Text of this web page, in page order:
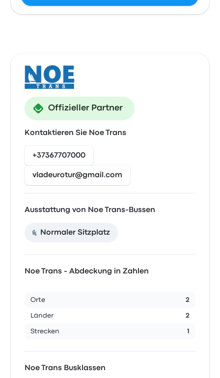
Offizieller Partner
Kontaktieren Sie Noe Trans
+37367707000
vladeurotur@gmail.com
Ausstattung von Noe Trans-Bussen
Normaler Sitzplatz
Noe Trans - Abdeckung in Zahlen
Orte 2
Länder 2
Strecken 1
Noe Trans Busklassen